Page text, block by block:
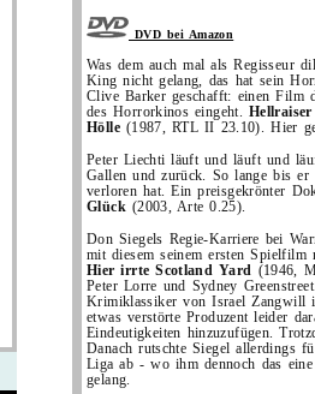
DVD bei Amazon
Was dem auch mal als Regisseur
King nicht gelang, das hat sein
Clive Barker geschafft: einen Film
des Horrorkinos eingeht.
Hölle(1987, RTL II 23.10). Hier
Peter Liechti läuft und läuft und
Gallen und zurück. So lange bis er
verloren hat. Ein preisgekrönter
Glück (2003, Arte 0.25).
Don Siegels Regie-Karriere bei
mit diesem seinem ersten Spielfilm
Hier irrte Scotland Yard (1946,
Peter Lorre und Sydney
Krimiklassiker von Israel Zangwill
etwas verstörte Produzent leider
Eindeutigkeiten hinzuzufügen.
Danach rutschte Siegel allerdings
Liga ab - wo ihm dennoch das
gelang.